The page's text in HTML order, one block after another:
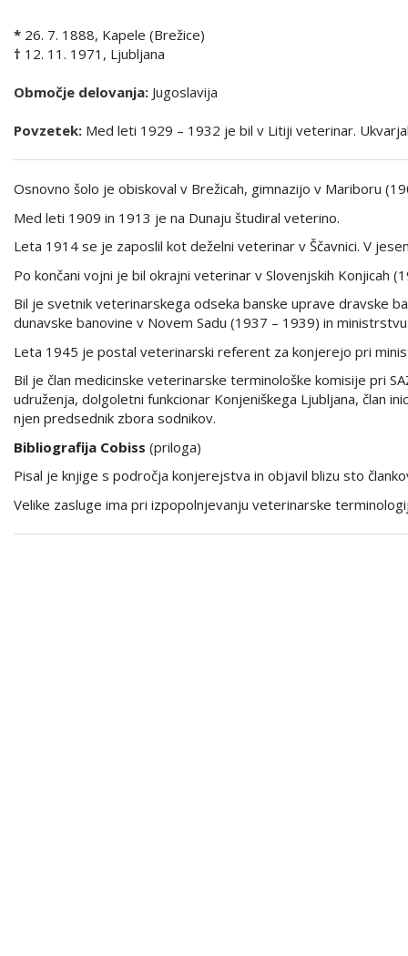
* 26. 7. 1888, Kapele (Brežice)
† 12. 11. 1971, Ljubljana
Območje delovanja: Jugoslavija
Povzetek: Med leti 1929 – 1932 je bil v Litiji veterinar.
Osnovno šolo je obiskoval v Brežicah, gimnazijo v Mariboru
Med leti 1909 in 1913 je na Dunaju študiral veterino.
Leta 1914 se je zaposlil kot deželni veterinar v Ščavnici. V
Po končani vojni je bil okrajni veterinar v Slovenjskih Konjicah
Bil je svetnik veterinarskega odseka banske uprave dravske
dunavske banovine v Novem Sadu (1937 – 1939) in
Leta 1945 je postal veterinarski referent za konjerejo pri
Bil je član medicinske veterinarske terminološke komisije pri
udruženja, dolgoletni funkcionar Konjeniškega Ljubljana, član
njen predsednik zbora sodnikov.
Bibliografija Cobiss (priloga)
Pisal je knjige s področja konjerejstva in objavil blizu sto
Velike zasluge ima pri izpopolnjevanju veterinarske